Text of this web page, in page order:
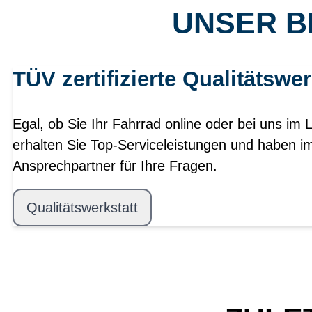
UNSER
TÜV zertifizierte
Egal, ob Sie Ihr Fahrrad online oder bei uns im
erhalten Sie Top-Serviceleistungen und haben
Ansprechpartner für Ihre Fragen.
Qualitätswerkstatt